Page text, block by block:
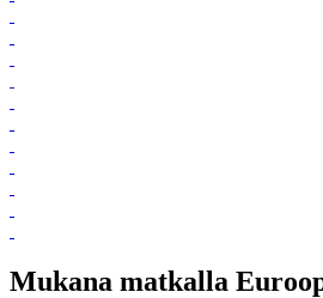
Mukana matkalla